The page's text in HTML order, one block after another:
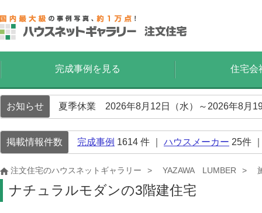
完成事例を見る 住宅会
お知らせ 夏季休業 2026年8月12日（水）～2026年8月
掲載情報件数 完成事例 1614 件 ｜ ハウスメーカー 25件
注文住宅のハウスネットギャラリー YAZAWA LUMBER
ナチュラルモダンの3階建住宅